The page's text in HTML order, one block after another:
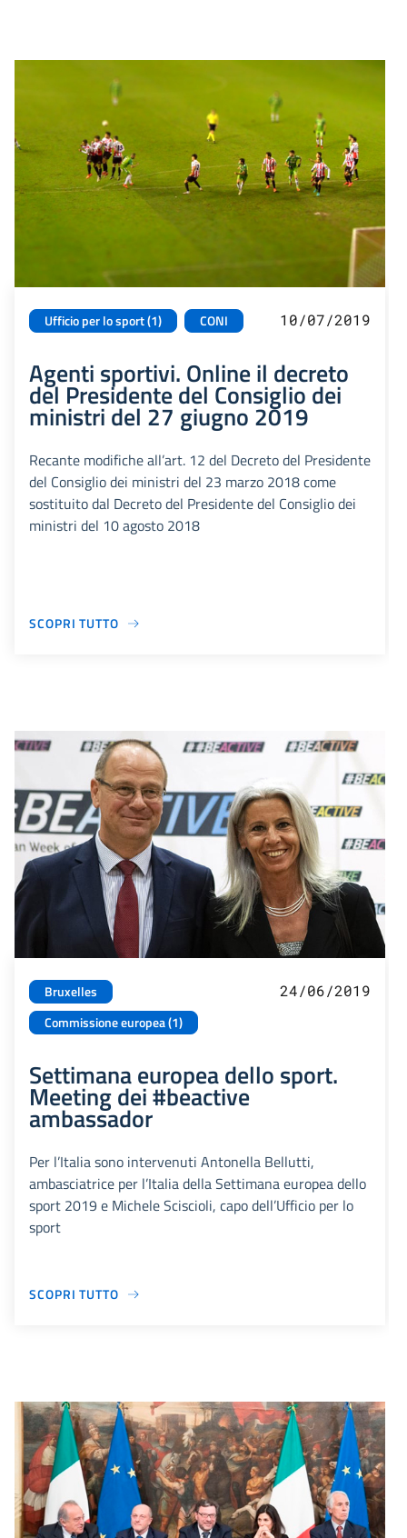
Ufficio per lo sport (1) CONI 10/07/2019
Agenti sportivi. Online il decreto
del Presidente del Consiglio dei
ministri del 27 giugno 2019
Recante modifiche all’art. 12 del Decreto del Presidente
del Consiglio dei ministri del 23 marzo 2018 come
sostituito dal Decreto del Presidente del Consiglio dei
ministri del 10 agosto 2018
SCOPRI TUTTO
Bruxelles
Commissione europea (1)
24/06/2019
Settimana europea dello sport.
Meeting dei #beactive
ambassador
Per l’Italia sono intervenuti Antonella Bellutti,
ambasciatrice per l’Italia della Settimana europea dello
sport 2019 e Michele Sciscioli, capo dell’Ufficio per lo
sport
SCOPRI TUTTO